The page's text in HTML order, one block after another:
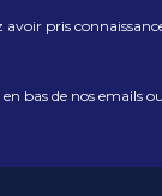
pris
bas de nos emails